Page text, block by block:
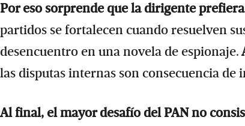
Por eso sorprende que la dirigente
partidos se fortalecen cuando resuelven
desencuentro en una novela de espionaje.
las disputas internas son consecuencia de
Al final, el mayor desafío del PAN no